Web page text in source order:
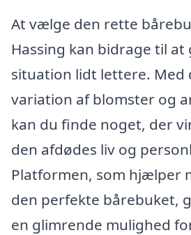
At vælge den rette
Hassing kan bidrage til
situation lidt lettere. Med
variation af blomster og
kan du finde noget, der
den afdødes liv og
Platformen, som hjælper
den perfekte bårebuket,
en glimrende mulighed